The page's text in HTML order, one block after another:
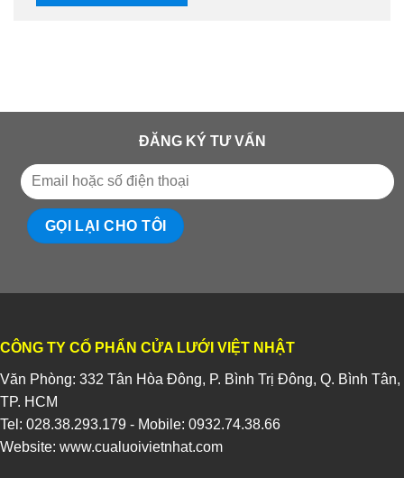
ĐĂNG KÝ TƯ VẤN
CÔNG TY CỔ PHẨN CỬA LƯỚI VIỆT NHẬT
Văn Phòng: 332 Tân Hòa Đông, P. Bình Trị Đông, Q. Bình Tân,
TP. HCM
Tel: 028.38.293.179 - Mobile: 0932.74.38.66
Website: www.cualuoivietnhat.com